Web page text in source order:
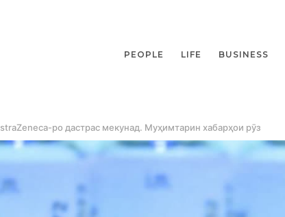
PEOPLE LIFE BUSINESS
ро дастрас мекунад. Муҳимтарин хабарҳои рӯз